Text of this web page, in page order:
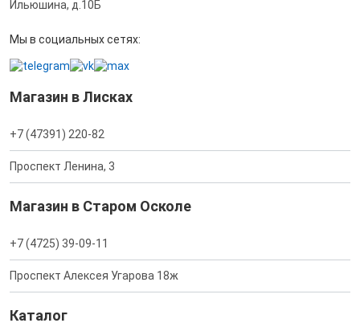
Ильюшина, д.10Б
Мы в социальных сетях:
Магазин в Лисках
+7 (47391) 220-82
Проспект Ленина, 3
Магазин в Старом Осколе
+7 (4725) 39-09-11
Проспект Алексея Угарова 18ж
Каталог